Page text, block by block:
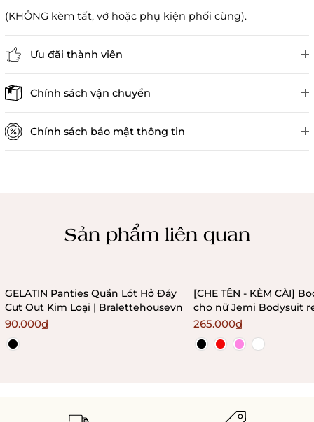
(KHÔNG kèm tất, vớ hoặc phụ kiện phối cùng).
Ưu đãi thành viên
Chính sách vận chuyển
Chính sách bảo mật thông tin
Sản phẩm liên quan
GELATIN Panties Quần Lót Hở Đáy
Cut Out Kim Loại | Bralettehousevn
90.000₫
[CHE TÊN - KÈM CÀI]
cho nữ Jemi Bodysuit
không gọng không
Bralettehousevn
265.000₫